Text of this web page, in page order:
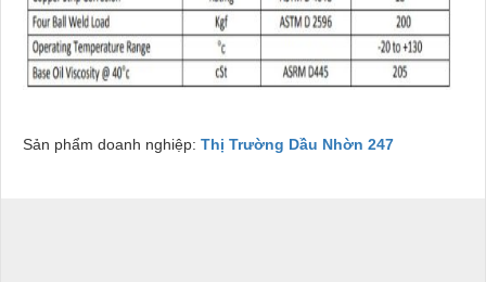
Sản phẩm doanh nghiệp: Thị Trường Dầu Nhờn 247